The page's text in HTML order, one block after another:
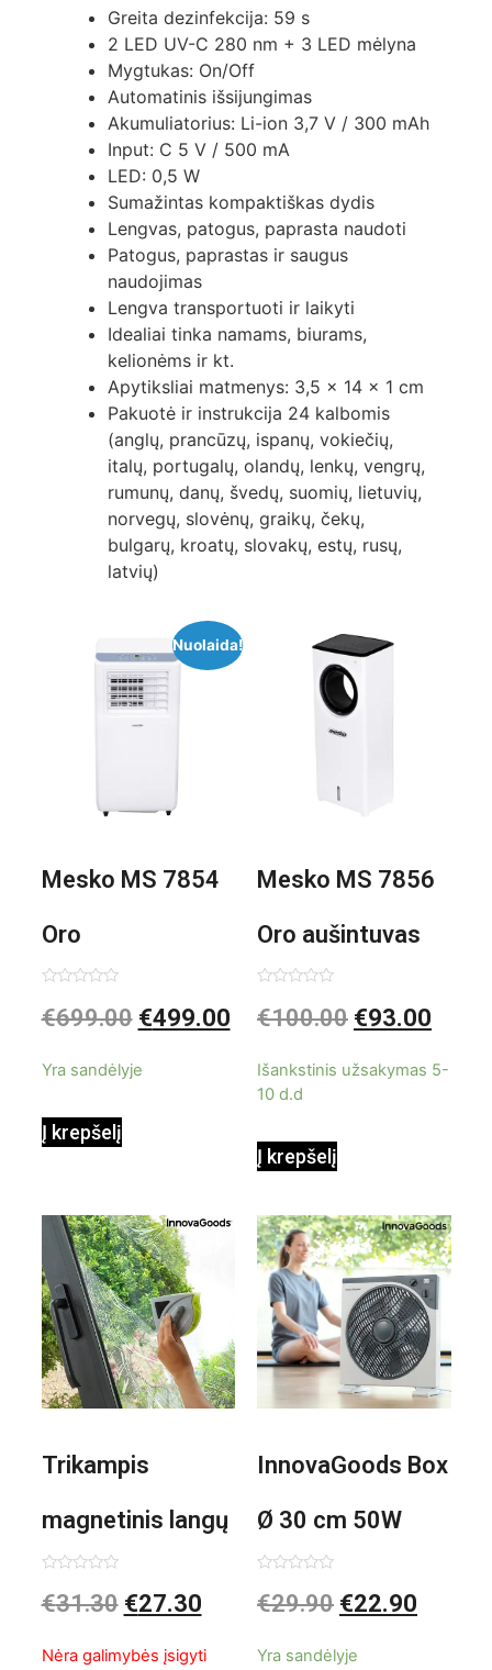
Greita dezinfekcija: 59 s
2 LED UV-C 280 nm + 3 LED mėlyna
Mygtukas: On/Off
Automatinis išsijungimas
Akumuliatorius: Li-ion 3,7 V / 300 mAh
Input: C 5 V / 500 mA
LED: 0,5 W
Sumažintas kompaktiškas dydis
Lengvas, patogus, paprasta naudoti
Patogus, paprastas ir saugus
naudojimas
Lengva transportuoti ir laikyti
Idealiai tinka namams, biurams,
kelionėms ir kt.
Apytiksliai matmenys: 3,5 x 14 x 1 cm
Pakuotė ir instrukcija 24 kalbomis
(anglų, prancūzų, ispanų, vokiečių,
italų, portugalų, olandų, lenkų, vengrų,
rumunų, danų, švedų, suomių, lietuvių,
norvegų, slovėnų, graikų, čekų,
bulgarų, kroatų, slovakų, estų, rusų,
latvių)
Nuolaida!
Mesko MS 7854
Oro
kondicionierius
0
iš
€699.00 €499.00
Yra sandėlyje
Į krepšelį
Mesko MS 7856
Oro aušintuvas
be ašmenų 3in1
0
iš
€100.00 €93.00
Išankstinis užsakymas 5-
10 d.d
Į krepšelį
Trikampis
magnetinis langų
valiklis Klinmag
0
iš
€31.30 €27.30
Nėra galimybės įsigyti
InnovaGoods Box
Ø 30 cm 50W
Baltai pilkas
0
iš
€29.90 €22.90
Yra sandėlyje